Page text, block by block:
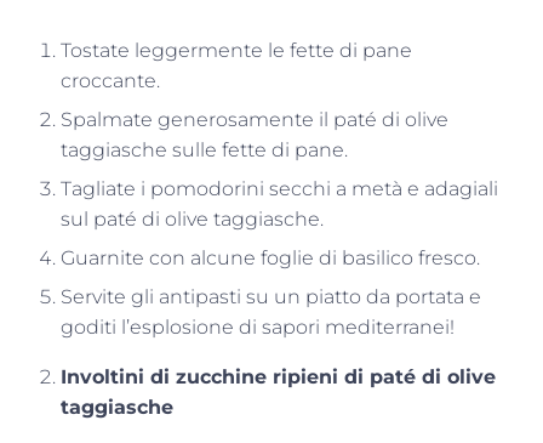
Tostate leggermente le fette di pane
croccante.
Spalmate generosamente il paté di olive
taggiasche sulle fette di pane.
Tagliate i pomodorini secchi a metà e adagiali
sul paté di olive taggiasche.
Guarnite con alcune foglie di basilico fresco.
Servite gli antipasti su un piatto da portata e
goditi l’esplosione di sapori mediterranei!
Involtini di zucchine ripieni di paté di olive
taggiasche